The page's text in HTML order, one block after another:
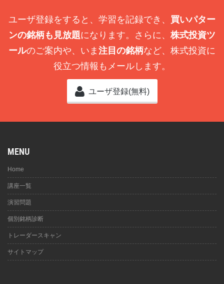
ユーザ登録をすると、学習を記録でき、 買いパター
ンの銘柄も見放題になります。さらに、 株式投資ツ
ールのご案内や、いま 注目の銘柄など、株式投資に
役立つ情報もメールします。
ユーザ登録(無料)
MENU
Home
講座一覧
演習問題
個別銘柄診断
トレーダースキャン
サイトマップ